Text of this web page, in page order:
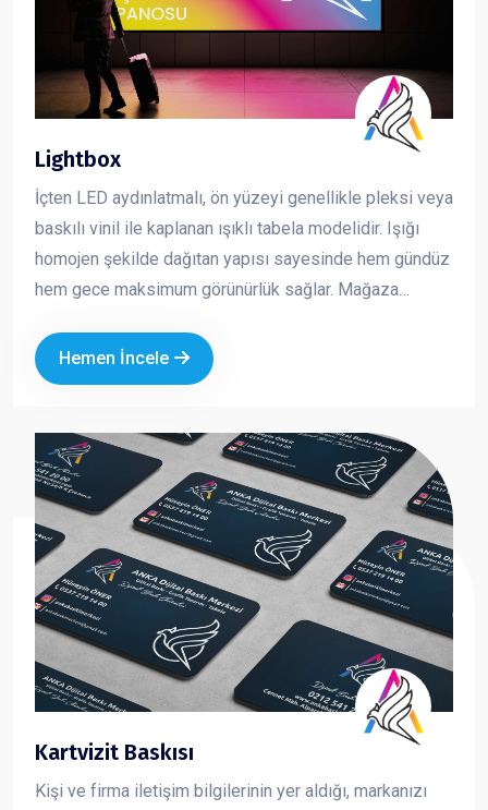
Lightbox
İçten LED aydınlatmalı, ön yüzeyi genellikle pleksi veya
baskılı vinil ile kaplanan ışıklı tabela modelidir. Işığı
homojen şekilde dağıtan yapısı sayesinde hem gündüz
hem gece maksimum görünürlük sağlar. Mağaza
tercih edilen tabela çözümlerinden biridir. Dikkat çekici,
net ve profesyonel bir sunum sağlar.
Hemen İncele
Kartvizit Baskısı
Kişi ve firma iletişim bilgilerinin yer aldığı, markanızı